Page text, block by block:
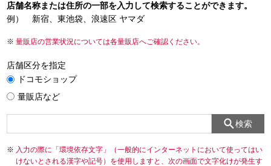
店舗名称または住所の一部を入力して検索することができます。
例） 新宿、東池袋、浪速区 ヤマダ
量販店の営業状況については各量販店へご確認ください。
店舗区分を指定
ドコモショップ
量販店など
検索
入力の際に「環境依存文字」（一般的にインターネットにおいて使ってはい
けないとされる漢字や記号）を使用しますと、次の画面で文字化けが発生す